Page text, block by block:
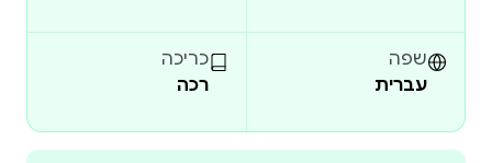
✦ דף מעקב למספרי מלאכים – תיעוד של סינכרונים
כאסטרולוגית מאמנת אישית ויוצרת היומן נכתב ועוצב
שפה
עברית
כריכה
רכה